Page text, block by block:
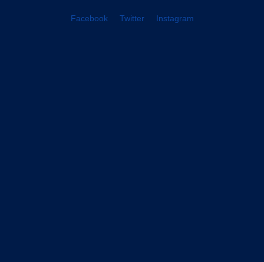
Facebook Twitter Instagram